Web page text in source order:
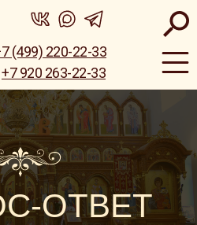
+7 920 263-22-33
(499) 220-22-33
ОТВЕТ